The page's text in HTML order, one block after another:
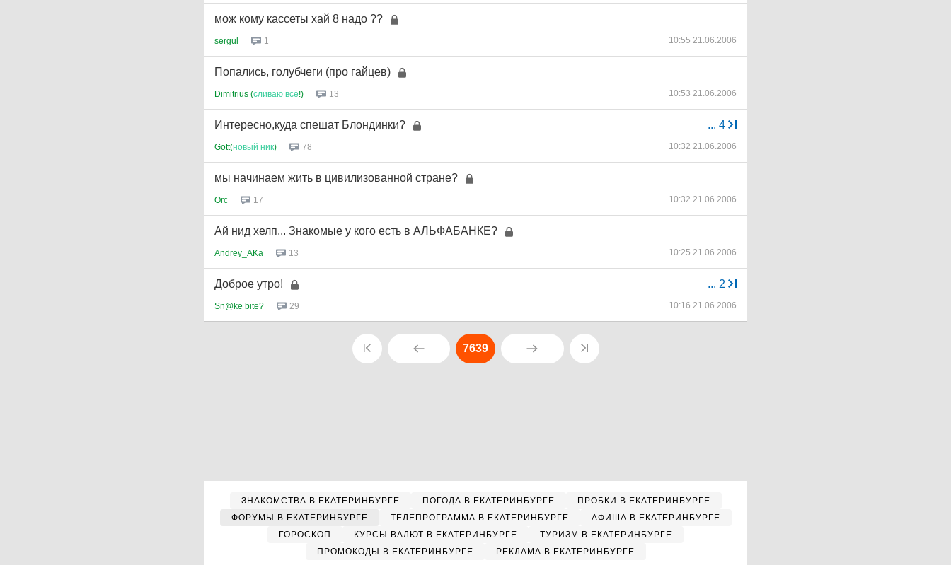
мож кому кассеты хай 8 надо ??
sergul 1 10:55 21.06.2006
Попались, голубчеги (про гайцев)
Dimitrius (сливаю всё!) 13 10:53 21.06.2006
... 4
Интересно,куда спешат Блондинки?
Gott(новый ник) 78 10:32 21.06.2006
мы начинаем жить в цивилизованной стране?
Orc 17 10:32 21.06.2006
Ай нид хелп... Знакомые у кого есть в АЛЬФАБАНКЕ?
Andrey_AKa 13 10:25 21.06.2006
... 2
Доброе утро!
Sn@ke bite? 29 10:16 21.06.2006
7639
ЗНАКОМСТВА В ЕКАТЕРИНБУРГЕ ПОГОДА В ЕКАТЕРИНБУРГЕ
ПРОБКИ В ЕКАТЕРИНБУРГЕ
ФОРУМЫ В ЕКАТЕРИНБУРГЕ
ТЕЛЕПРОГРАММА В ЕКАТЕРИНБУРГЕ
АФИША В ЕКАТЕРИНБУРГЕ
ГОРОСКОП
КУРСЫ ВАЛЮТ В ЕКАТЕРИНБУРГЕ
ТУРИЗМ В ЕКАТЕРИНБУРГЕ
ПРОМОКОДЫ В ЕКАТЕРИНБУРГЕ
РЕКЛАМА В ЕКАТЕРИНБУРГЕ